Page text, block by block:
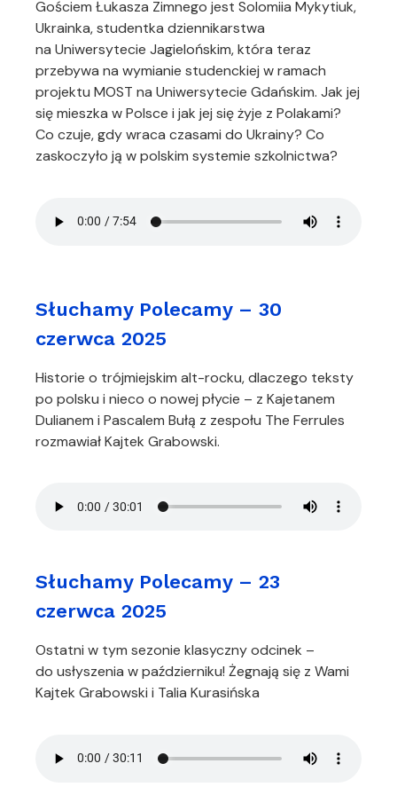
Gościem Łukasza Zimnego jest Solomiia Mykytiuk,
Ukrainka, studentka dziennikarstwa
na Uniwersytecie Jagielońskim, która teraz
przebywa na wymianie studenckiej w ramach
projektu MOST na Uniwersytecie Gdańskim. Jak jej
się mieszka w Polsce i jak jej się żyje z Polakami?
Co czuje, gdy wraca czasami do Ukrainy? Co
zaskoczyło ją w polskim systemie szkolnictwa?
Słuchamy Polecamy – 30
czerwca 2025
Historie o trójmiejskim alt-rocku, dlaczego teksty
po polsku i nieco o nowej płycie – z Kajetanem
Dulianem i Pascalem Bułą z zespołu The Ferrules
rozmawiał Kajtek Grabowski.
Słuchamy Polecamy – 23
czerwca 2025
Ostatni w tym sezonie klasyczny odcinek –
do usłyszenia w październiku! Żegnają się z Wami
Kajtek Grabowski i Talia Kurasińska